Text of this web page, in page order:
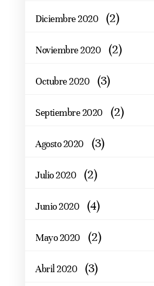
Diciembre 2020 (2)
Noviembre 2020 (2)
Octubre 2020 (3)
Septiembre 2020 (2)
Agosto 2020 (3)
Julio 2020 (2)
Junio 2020 (4)
Mayo 2020 (2)
Abril 2020 (3)